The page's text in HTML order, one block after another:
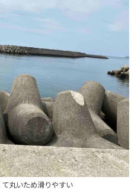
丸いため滑りやすい